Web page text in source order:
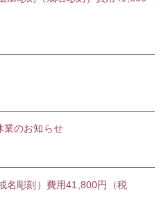
業のお知らせ
名彫刻）費用41,800円（税